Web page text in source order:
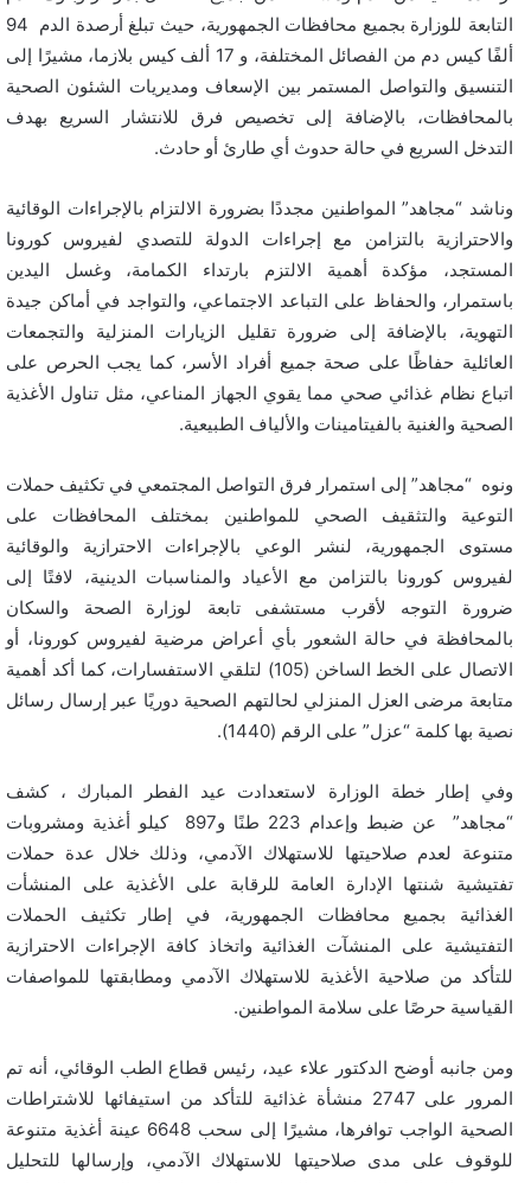
التابعة للوزارة بجميع محافظات الجمهورية، حيث تبلغ أرصدة الدم 94
ألفًا كيس دم من الفصائل المختلفة، و 17 ألف كيس بلازما، مشيرًا إلى
التنسيق والتواصل المستمر بين الإسعاف ومديريات الشئون الصحية
بالمحافظات، بالإضافة إلى تخصيص فرق للانتشار السريع بهدف
التدخل السريع في حالة حدوث أي طارئ أو حادث.
وناشد “مجاهد” المواطنين مجددًا بضرورة الالتزام بالإجراءات الوقائية
والاحترازية بالتزامن مع إجراءات الدولة للتصدي لفيروس كورونا
المستجد، مؤكدة أهمية الالتزم بارتداء الكمامة، وغسل اليدين
باستمرار، والحفاظ على التباعد الاجتماعي، والتواجد في أماكن جيدة
التهوية، بالإضافة إلى ضرورة تقليل الزيارات المنزلية والتجمعات
العائلية حفاظًا على صحة جميع أفراد الأسر، كما يجب الحرص على
اتباع نظام غذائي صحي مما يقوي الجهاز المناعي، مثل تناول الأغذية
الصحية والغنية بالفيتامينات والألياف الطبيعية.
ونوه “مجاهد” إلى استمرار فرق التواصل المجتمعي في تكثيف حملات
التوعية والتثقيف الصحي للمواطنين بمختلف المحافظات على
مستوى الجمهورية، لنشر الوعي بالإجراءات الاحترازية والوقائية
لفيروس كورونا بالتزامن مع الأعياد والمناسبات الدينية، لافتًا إلى
ضرورة التوجه لأقرب مستشفى تابعة لوزارة الصحة والسكان
بالمحافظة في حالة الشعور بأي أعراض مرضية لفيروس كورونا، أو
الاتصال على الخط الساخن (105) لتلقي الاستفسارات، كما أكد أهمية
متابعة مرضى العزل المنزلي لحالتهم الصحية دوريًا عبر إرسال رسائل
نصية بها كلمة “عزل” على الرقم (1440).
وفي إطار خطة الوزارة لاستعدادت عيد الفطر المبارك ، كشف
“مجاهد” عن ضبط وإعدام 223 طنًا و897 كيلو أغذية ومشروبات
متنوعة لعدم صلاحيتها للاستهلاك الآدمي، وذلك خلال عدة حملات
تفتيشية شنتها الإدارة العامة للرقابة على الأغذية على المنشأت
الغذائية بجميع محافظات الجمهورية، في إطار تكثيف الحملات
التفتيشية على المنشآت الغذائية واتخاذ كافة الإجراءات الاحترازية
للتأكد من صلاحية الأغذية للاستهلاك الآدمي ومطابقتها للمواصفات
القياسية حرصًا على سلامة المواطنين.
ومن جانبه أوضح الدكتور علاء عيد، رئيس قطاع الطب الوقائي، أنه تم
المرور على 2747 منشأة غذائية للتأكد من استيفائها للاشتراطات
الصحية الواجب توافرها، مشيرًا إلى سحب 6648 عينة أغذية متنوعة
للوقوف على مدى صلاحيتها للاستهلاك الآدمي، وإرسالها للتحليل